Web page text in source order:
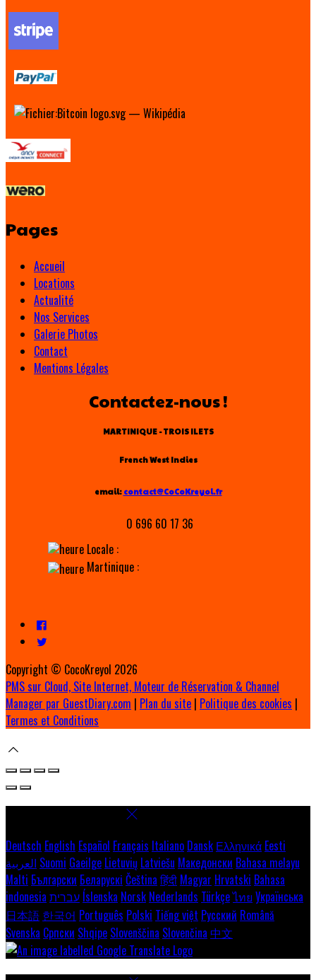
Pages
Accueil
Locations
Actualité
Nos Services
Galerie Photos
Contact
Mentions Légales
Contactez-nous !
MARTINIQUE - TROIS ILETS
French West Indies
email: contact@CoCoKreyol.fr
0 696 60 17 36
Locale :
Martinique :
Copyright © CocoKreyol 2026
PMS sur Cloud, Site Internet, Moteur de Réservation & Channel
Manager par GuestDiary.com | Plan du site | Politique des cookies |
Termes et Conditions
Deutsch English Español Français Italiano Dansk Ελληνικά Eesti
العربية Suomi Gaeilge Lietuvių Latviešu Македонски Bahasa melayu
Malti Български Беларускі Čeština हिंदी Magyar Hrvatski Bahasa
indonesia עברית Íslenska Norsk Nederlands Türkçeไทย Українська
日本語 한국어 Português Polski Tiếng việt Русский Română
Svenska Српски Shqipe Slovenščina Slovenčina 中文